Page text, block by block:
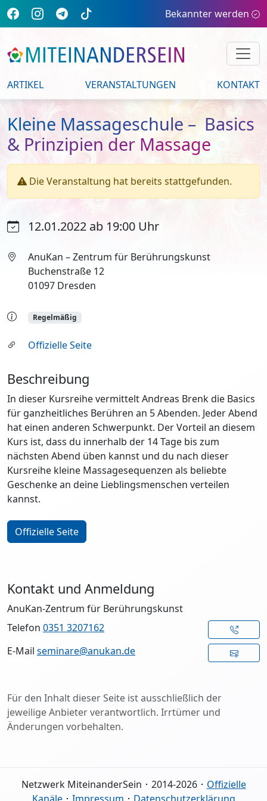
Bekannter werden
ARTIKEL VERANSTALTUNGEN KONTAKT
Kleine Massageschule – Basics
& Prinzipien der Massage
Die Veranstaltung hat bereits stattgefunden.
12.01.2022 ab 19:00 Uhr
AnuKan – Zentrum für Berührungskunst
Buchenstraße 12
01097 Dresden
Regelmäßig
Offizielle Seite
Beschreibung
In dieser Kursreihe vermittelt Andreas Brenk die Basics
für ganzheitliches Berühren an 5 Abenden. Jeder Abend
hat einen anderen Schwerpunkt. Der Vorteil an diesem
Kurs ist, dass du innerhalb der 14 Tage bis zum
nächsten Abend üben kannst und du nach dieser
Kursreihe kleine Massagesequenzen als beliebte
Geschenke an deine Lieblingsmenschen verteilen
kannst.
Offizielle Seite
Kontakt und Anmeldung
AnuKan-Zentrum für Berührungskunst
Telefon 0351 3207162
E-Mail seminare@anukan.de
Für den Inhalt dieser Seite ist ausschließlich der
jeweilige Anbieter verantwortlich. Irrtümer und
Änderungen vorbehalten.
Netzwerk MiteinanderSein ･ 2014-2026 ･ Offizielle